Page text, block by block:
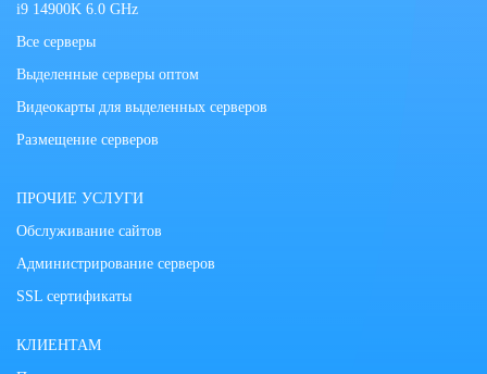
i9 14900K 6.0 GHz
Все серверы
Выделенные серверы оптом
Видеокарты для выделенных серверов
Размещение серверов
ПРОЧИЕ УСЛУГИ
Обслуживание сайтов
Администрирование серверов
SSL сертификаты
КЛИЕНТАМ